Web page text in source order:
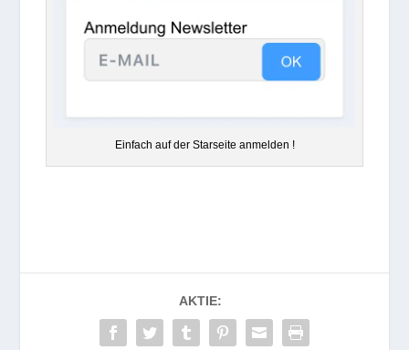
Ein­fach auf der Star­seite anmelden !
AKTIE: